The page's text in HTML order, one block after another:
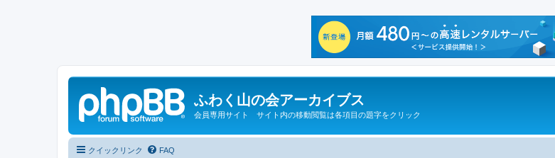
ふわく山の会アーカイブス
会員専用サイト サイト内の移動閲覧は各項目の題字をクリック
クイックリンク FAQ